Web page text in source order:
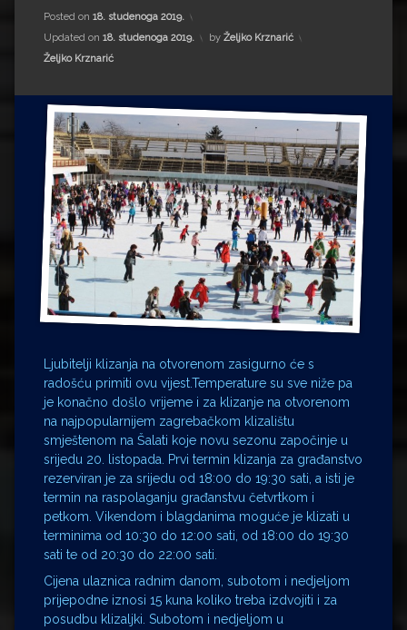
Drugi autori
Drugi autori
Matea Andrić
Ljiljana Lekanić-Kljaić
Željko Krznarić
Mario Lovreković
Miroslav Šantek
Posted on 18. studenoga 2019.
Updated on 18. studenoga 2019. by Željko Krznarić
Kategorije:
Željko Krznarić
Ljubitelji klizanja na otvorenom zasigurno će s
radošću primiti ovu vijest.Temperature su sve niže pa
je konačno došlo vrijeme i za klizanje na otvorenom
na najpopularnijem zagrebačkom klizalištu
smještenom na Šalati koje novu sezonu započinje u
srijedu 20. listopada. Prvi termin klizanja za građanstvo
rezerviran je za srijedu od 18:00 do 19:30 sati, a isti je
termin na raspolaganju građanstvu četvrtkom i
petkom. Vikendom i blagdanima moguće je klizati u
terminima od 10:30 do 12:00 sati, od 18:00 do 19:30
sati te od 20:30 do 22:00 sati.
Cijena ulaznica radnim danom, subotom i nedjeljom
prijepodne iznosi 15 kuna koliko treba izdvojiti i za
posudbu klizaljki. Subotom i nedjeljom u